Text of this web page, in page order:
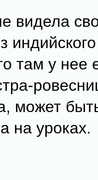
видела
там у нее
может
на уроках.